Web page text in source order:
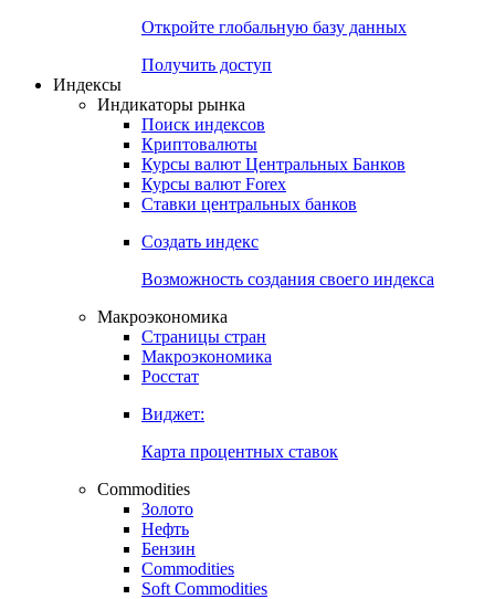
Откройте глобальную базу данных
Получить доступ
Индексы
Индикаторы рынка
Поиск индексов
Криптовалюты
Курсы валют Центральных Банков
Курсы валют Forex
Ставки центральных банков
Создать индекс
Возможность создания своего индекса
Макроэкономика
Страницы стран
Макроэкономика
Росстат
Виджет:
Карта процентных ставок
Commodities
Золото
Нефть
Бензин
Commodities
Soft Commodities